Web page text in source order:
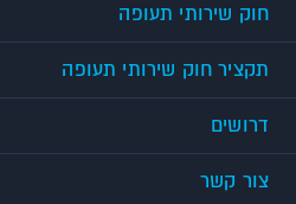
חוק שירותי תעופה
תקציר חוק שירותי תעופה
דרושים
צור קשר